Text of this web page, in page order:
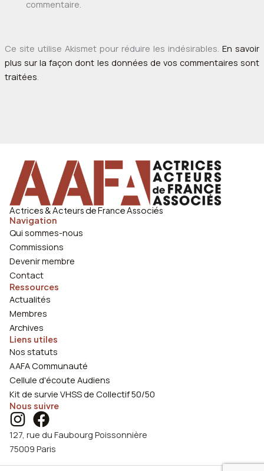
commentaire.
Ce site utilise Akismet pour réduire les indésirables.En savoir
plus sur la façon dont les données de vos commentaires sont
traitées
Actrices & Acteurs de France Associés
Navigation
Qui sommes-nous
Commissions
Devenir membre
Contact
Ressources
Actualités
Membres
Archives
Liens utiles
Nos statuts
AAFA Communauté
Cellule d'écoute Audiens
Kit de survie VHSS de Collectif 50/50
Nous suivre
127, rue du Faubourg Poissonnière
75009 Paris